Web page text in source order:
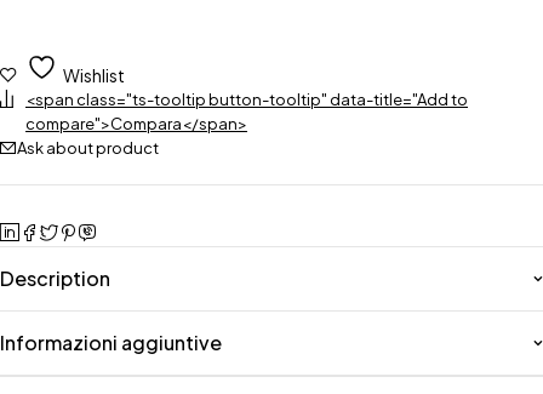
Wishlist
<span class="ts-tooltip button-tooltip" data-title="Add to
compare">Compara</span>
Ask about product
Description
Informazioni aggiuntive